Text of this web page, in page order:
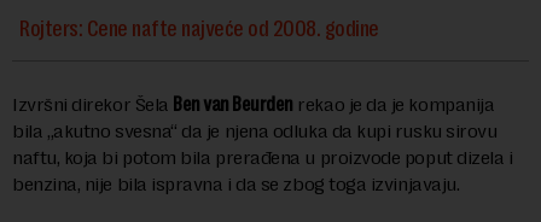
Rojters: Cene nafte najveće od 2008. godine
Izvršni direkor Šela Ben van Beurden rekao je da je kompanija
bila „akutno svesna“ da je njena odluka da kupi rusku sirovu
naftu, koja bi potom bila prerađena u proizvode poput dizela i
benzina, nije bila ispravna i da se zbog toga izvinjavaju.